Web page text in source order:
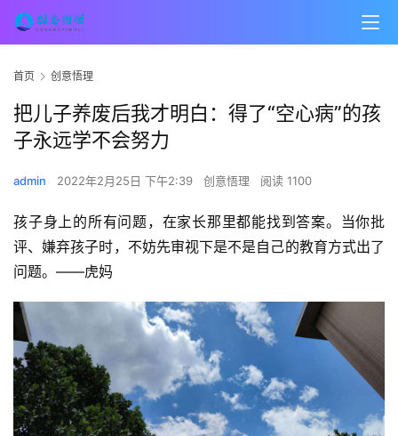
首页 创意悟理
把儿子养废后我才明白：得了“空心病”的孩
子永远学不会努力
admin 2022年2月25日 下午2:39 创意悟理 阅读 1100
孩子身上的所有问题，在家长那里都能找到答案。当你批
评、嫌弃孩子时，不妨先审视下是不是自己的教育方式出了
问题。——虎妈